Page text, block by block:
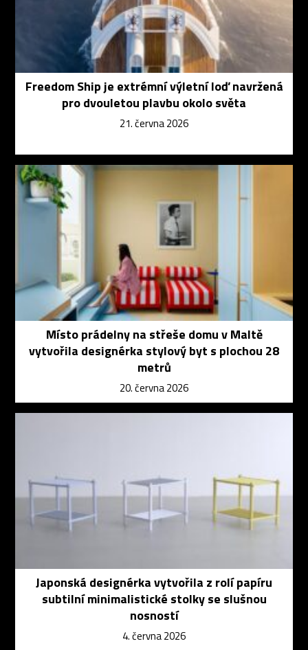
Freedom Ship je extrémní výletní loď navržená
pro dvouletou plavbu okolo světa
21. června 2026
Místo prádelny na střeše domu v Maltě
vytvořila designérka stylový byt s plochou 28
metrů
20. června 2026
Japonská designérka vytvořila z rolí papíru
subtilní minimalistické stolky se slušnou
nosností
4. června 2026